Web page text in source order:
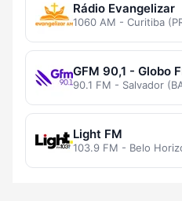
Rádio Evangelizar
1060 AM - Curitiba
GFM 90,1 - Globo
90.1 FM - Salvador
Light FM
103.9 FM - Belo